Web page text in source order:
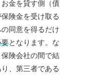
金を貸す側（債
険金を受け取る
同意を得るだけ
要となります。な
険会社の間で結
、第三者である